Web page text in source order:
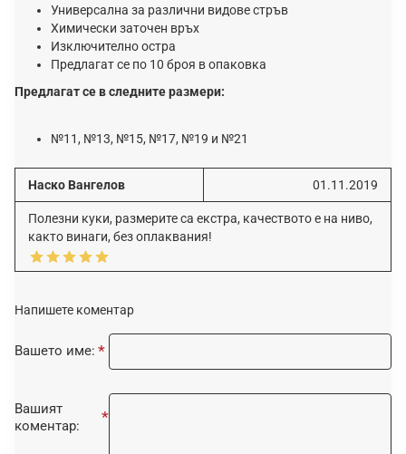
Универсална за различни видове стръв
Химически заточен връх
Изключително остра
Предлагат се по 10 броя в опаковка
Предлагат се в следните размери:
№11, №13, №15, №17, №19 и №21
Наско Вангелов 01.11.2019
Полезни куки, размерите са екстра, качеството е на ниво,
както винаги, без оплаквания!
Напишете коментар
Вашето име:
Вашият
коментар: